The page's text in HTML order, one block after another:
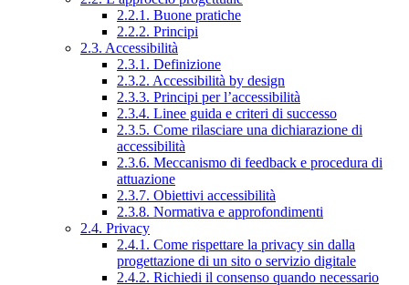
2.2.1. Buone pratiche
2.2.2. Principi
2.3. Accessibilità
2.3.1. Definizione
2.3.2. Accessibilità by design
2.3.3. Principi per l’accessibilità
2.3.4. Linee guida e criteri di successo
2.3.5. Come rilasciare una dichiarazione di
accessibilità
2.3.6. Meccanismo di feedback e procedura di
attuazione
2.3.7. Obiettivi accessibilità
2.3.8. Normativa e approfondimenti
2.4. Privacy
2.4.1. Come rispettare la privacy sin dalla
progettazione di un sito o servizio digitale
2.4.2. Richiedi il consenso quando necessario